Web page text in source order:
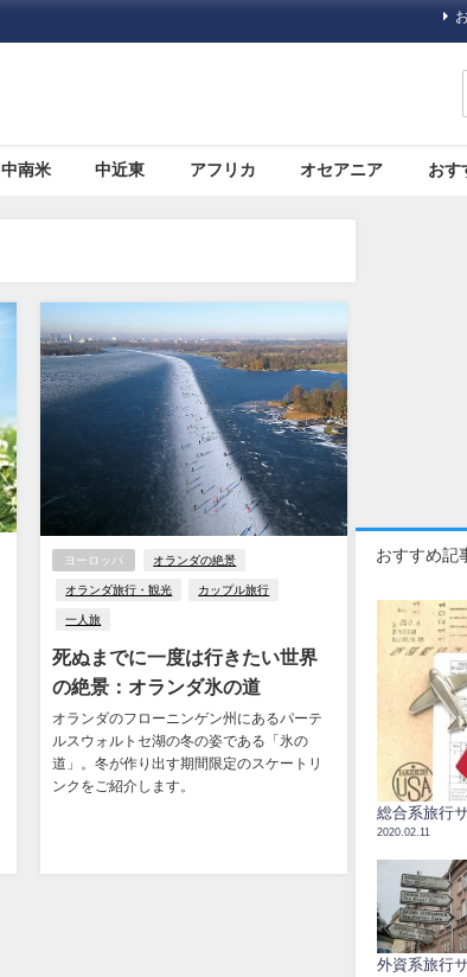
中南米 中近東 アフリカ オセアニア おす
ヨーロッパ オランダの絶景
オランダ旅行・観光 カップル旅行
一人旅
死ぬまでに一度は行きたい世界
の絶景：オランダ氷の道
オランダのフローニンゲン州にあるパーテ
ルスウォルトセ湖の冬の姿である「氷の
道」。冬が作り出す期間限定のスケートリ
ンクをご紹介します。
おすすめ記
総合系旅行
2020.02.11
外資系旅行